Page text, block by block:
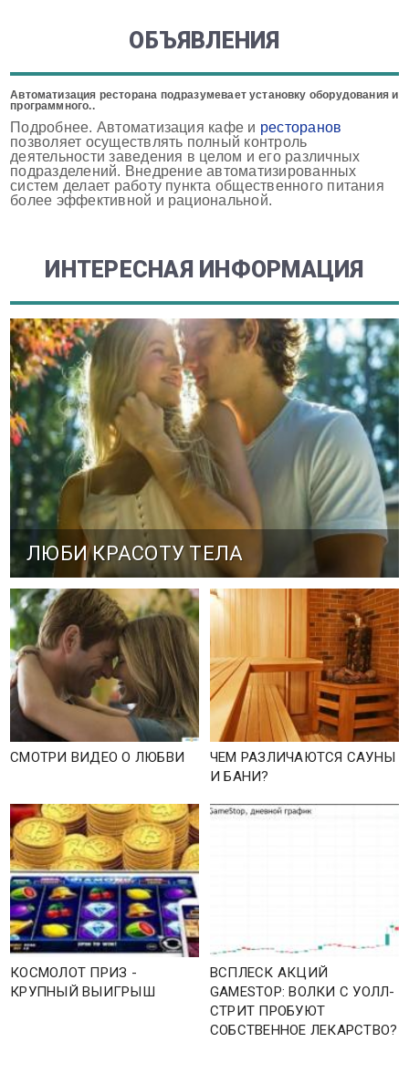
ОБЪЯВЛЕНИЯ
Автоматизация ресторана подразумевает установку оборудования и
программного..
Подробнее. Автоматизация кафе и ресторанов
позволяет осуществлять полный контроль
деятельности заведения в целом и его различных
подразделений. Внедрение автоматизированных
систем делает работу пункта общественного питания
более эффективной и рациональной.
ИНТЕРЕСНАЯ ИНФОРМАЦИЯ
ЛЮБИ КРАСОТУ ТЕЛА
СМОТРИ ВИДЕО О ЛЮБВИ
ЧЕМ РАЗЛИЧАЮТСЯ САУНЫ
И БАНИ?
КОСМОЛОТ ПРИЗ -
КРУПНЫЙ ВЫИГРЫШ
ВСПЛЕСК АКЦИЙ
GAMESTOP: ВОЛКИ С УОЛЛ-
СТРИТ ПРОБУЮТ
СОБСТВЕННОЕ ЛЕКАРСТВО?